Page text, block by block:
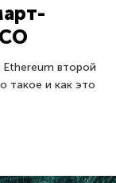
второй
такое и как это